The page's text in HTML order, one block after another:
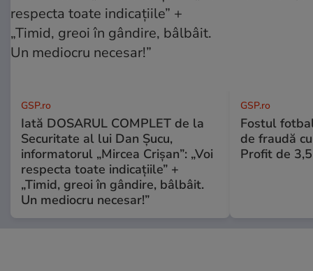
GSP.ro
Iată DOSARUL COMPLET de la
Securitate al lui Dan Șucu,
informatorul „Mircea Crișan”: „Voi
respecta toate indicațiile” +
„Timid, greoi în gândire, bâlbâit.
Un mediocru necesar!”
GSP.ro
Fostul
de fraudă
Profit de